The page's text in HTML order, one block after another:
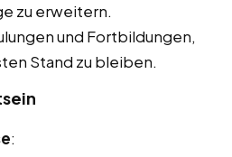
zu erweitern.
und Fortbildungen,
Stand zu bleiben.
: